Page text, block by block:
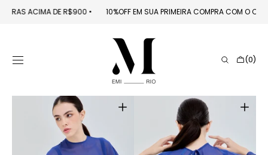
CONTEÚDO
10%OFF EM SUA PRIMEIRA COMPRA COM O
ACIMA DE R$900󠁯
Carrinho
(0)